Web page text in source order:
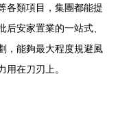
各類項目，集團都能提
安家置業的一站式、
，能夠最大程度規避風
在刀刃上。